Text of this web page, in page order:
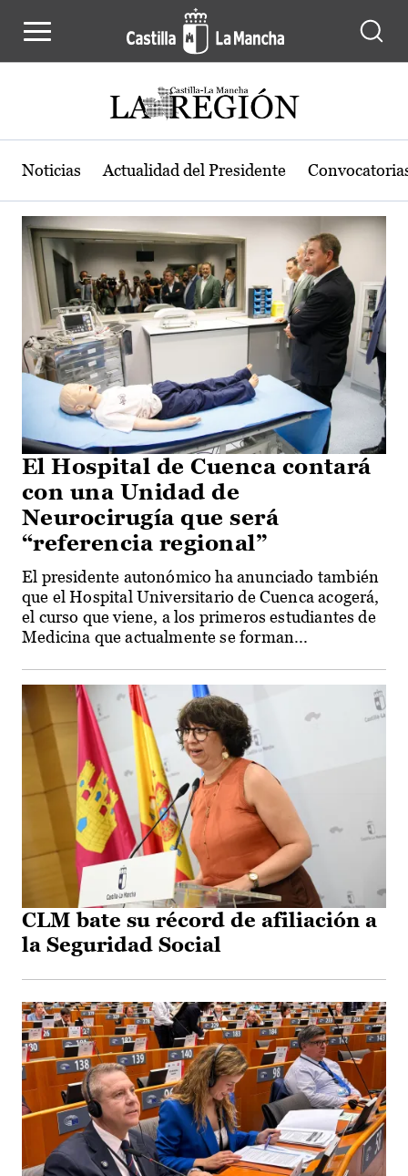
Actualidad de la región de Castilla-
Noticias Actualidad del Presidente
El Hospital de Cuenca contará
con una Unidad de
Neurocirugía que será
“referencia regional”
El presidente autonómico ha anunciado también
que el Hospital Universitario de Cuenca acogerá,
el curso que viene, a los primeros estudiantes de
Medicina que actualmente se forman...
CLM bate su récord de afiliación a
la Seguridad Social